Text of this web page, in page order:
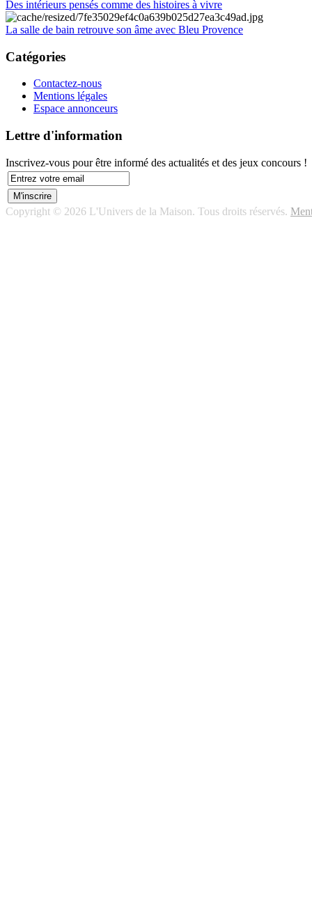
Des intérieurs pensés comme des histoires à vivre
La salle de bain retrouve son âme avec Bleu Provence
Catégories
Contactez-nous
Mentions légales
Espace annonceurs
Lettre d'information
Inscrivez-vous pour être informé des actualités et des jeux concours !
Copyright © 2026 L'Univers de la Maison. Tous droits réservés.